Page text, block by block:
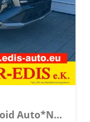
Black Line 1.6 T-GDi HEV AT Android Auto*Navi*SHZ*Kamera*2Z Klimaauto*